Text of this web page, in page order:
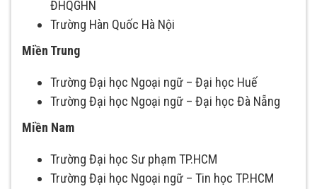
ĐHQGHN
Trường Hàn Quốc Hà Nội
Miền Trung
Trường Đại học Ngoại ngữ – Đại học Huế
Trường Đại học Ngoại ngữ – Đại học Đà Nẵng
Miền Nam
Trường Đại học Sư phạm TP.HCM
Trường Đại học Ngoại ngữ – Tin học TP.HCM